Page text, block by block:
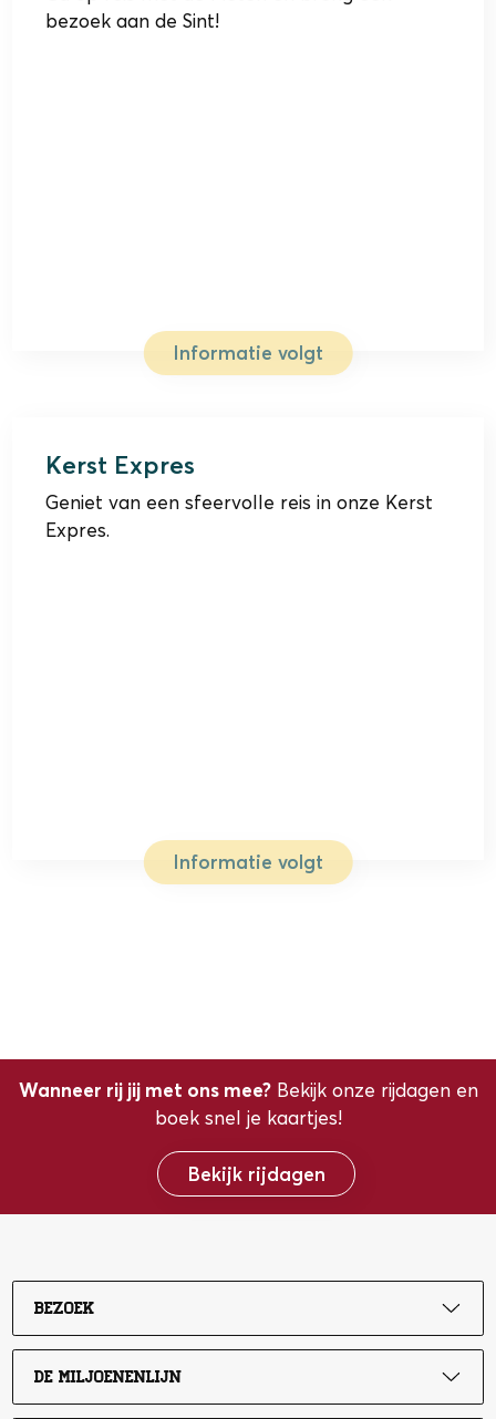
bezoek aan de Sint!
Informatie volgt
Kerst Expres
Geniet van een sfeervolle reis in onze Kerst
Expres.
Informatie volgt
Wanneer rij jij met ons mee?Bekijk onze rijdagen en
boek snel je kaartjes!
Bekijk rijdagen
Bezoek
De Miljoenenlijn